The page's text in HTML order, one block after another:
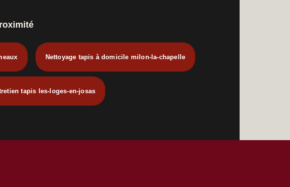
Nettoyage tapis à domicile milon-la-chapelle
tapis les-loges-en-josas